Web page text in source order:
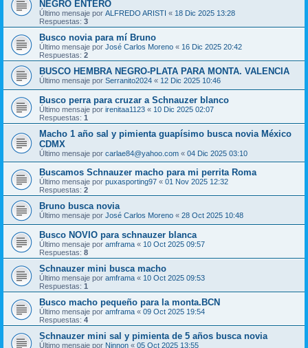
NEGRO ENTERO
Último mensaje por ALFREDO ARISTI « 18 Dic 2025 13:28
Respuestas: 3
Busco novia para mí Bruno
Último mensaje por José Carlos Moreno « 16 Dic 2025 20:42
Respuestas: 2
BUSCO HEMBRA NEGRO-PLATA PARA MONTA. VALENCIA
Último mensaje por Serranito2024 « 12 Dic 2025 10:46
Busco perra para cruzar a Schnauzer blanco
Último mensaje por irenitaa1123 « 10 Dic 2025 02:07
Respuestas: 1
Macho 1 año sal y pimienta guapísimo busca novia México
CDMX
Último mensaje por carlae84@yahoo.com « 04 Dic 2025 03:10
Buscamos Schnauzer macho para mi perrita Roma
Último mensaje por puxasporting97 « 01 Nov 2025 12:32
Respuestas: 2
Bruno busca novia
Último mensaje por José Carlos Moreno « 28 Oct 2025 10:48
Busco NOVIO para schnauzer blanca
Último mensaje por amframa « 10 Oct 2025 09:57
Respuestas: 8
Schnauzer mini busca macho
Último mensaje por amframa « 10 Oct 2025 09:53
Respuestas: 1
Busco macho pequeño para la monta.BCN
Último mensaje por amframa « 09 Oct 2025 19:54
Respuestas: 4
Schnauzer mini sal y pimienta de 5 años busca novia
Último mensaje por Ninnon « 05 Oct 2025 13:55